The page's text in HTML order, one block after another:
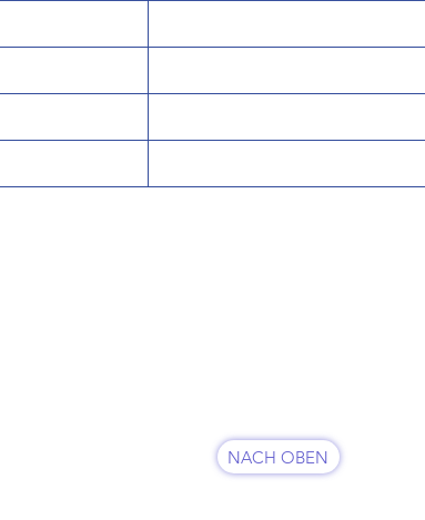
NACH OBEN